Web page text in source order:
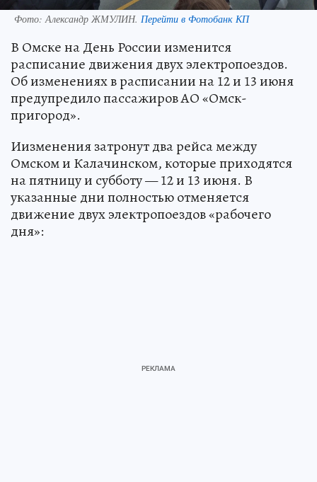
Фото:Александр ЖМУЛИН. Перейти в Фотобанк КП
В Омске на День России изменится
расписание движения двух электропоездов.
Об изменениях в расписании на 12 и 13 июня
предупредило пассажиров АО «Омск-
пригород».
Иизменения затронут два рейса между
Омском и Калачинском, которые приходятся
на пятницу и субботу — 12 и 13 июня. В
указанные дни полностью отменяется
движение двух электропоездов «рабочего
дня»: